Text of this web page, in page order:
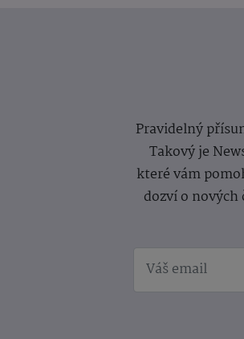
Pravidelný
Takový je
které vám
dozví o